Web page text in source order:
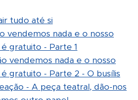
tudo até si
vendemos nada e o nosso
gratuito - Parte 1
vendemos nada e o nosso
gratuito - Parte 2 - O busílis
- A peça teatral, dão-nos